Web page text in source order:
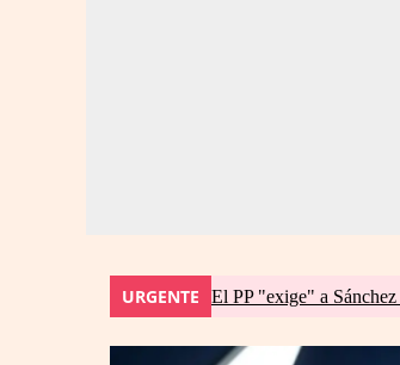
URGENTE El PP "exige" a